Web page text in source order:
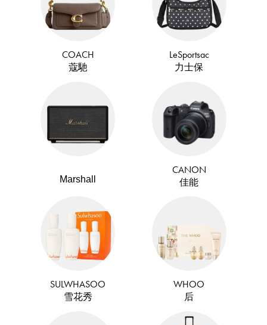
COACH
蔻馳
LeSportsac
力士保
Marshall
CANON
佳能
SULWHASOO
雪花秀
WHOO
后